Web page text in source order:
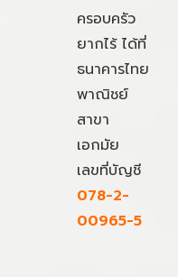
ครอบครัว
ยากไร้ ได้ที่
ธนาคารไทย
พาณิชย์
สาขา
เอกมัย
เลขที่บัญชี
078-2-
00965-5